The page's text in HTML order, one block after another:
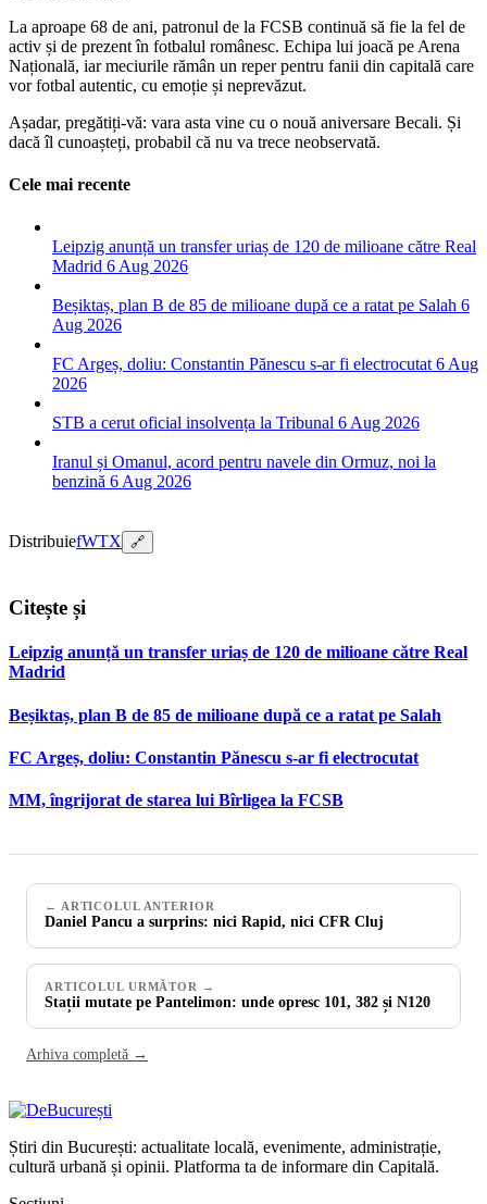
La aproape 68 de ani, patronul de la FCSB continuă să fie la fel de
activ și de prezent în fotbalul românesc. Echipa lui joacă pe Arena
Națională, iar meciurile rămân un reper pentru fanii din capitală care
vor fotbal autentic, cu emoție și neprevăzut.
Așadar, pregătiți-vă: vara asta vine cu o nouă aniversare Becali. Și
dacă îl cunoașteți, probabil că nu va trece neobservată.
Cele mai recente
Leipzig anunță un transfer uriaș de 120 de milioane către Real
Madrid 6 Aug 2026
Beșiktaș, plan B de 85 de milioane după ce a ratat pe Salah 6
Aug 2026
FC Argeș, doliu: Constantin Pănescu s-ar fi electrocutat 6 Aug
2026
STB a cerut oficial insolvența la Tribunal 6 Aug 2026
Iranul și Omanul, acord pentru navele din Ormuz, noi la
benzină 6 Aug 2026
DistribuiefWTX 🔗
Citește și
Leipzig anunță un transfer uriaș de 120 de milioane către Real
Madrid
Beșiktaș, plan B de 85 de milioane după ce a ratat pe Salah
FC Argeș, doliu: Constantin Pănescu s-ar fi electrocutat
MM, îngrijorat de starea lui Bîrligea la FCSB
← ARTICOLUL ANTERIOR
Daniel Pancu a surprins: nici Rapid, nici CFR Cluj
ARTICOLUL URMĂTOR →
Stații mutate pe Pantelimon: unde opresc 101, 382 și N120
Arhiva completă →
Știri din București: actualitate locală, evenimente, administrație,
cultură urbană și opinii. Platforma ta de informare din Capitală.